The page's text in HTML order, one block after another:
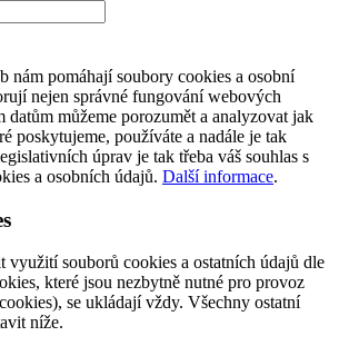
nám pomáhají soubory cookies a osobní
nejen správné fungování webových
datům můžeme porozumět a analyzovat jak
poskytujeme, používáte a nadále je tak
úprav je tak třeba váš souhlas s
a osobních údajů. Další informace.
využití souborů cookies a ostatních údajů dle
které jsou nezbytně nutné pro provoz
se ukládají vždy. Všechny ostatní
níže.